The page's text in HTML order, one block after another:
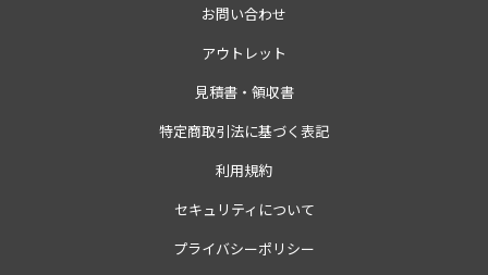
お問い合わせ
アウトレット
見積書・領収書
特定商取引法に基づく表記
利用規約
セキュリティについて
プライバシーポリシー